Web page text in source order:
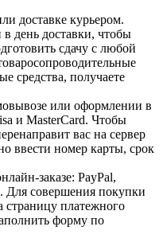
доставке курьером.
день доставки, чтобы
сдачу с любой
средства, получаете
или оформлении в
и MasterCard. Чтобы
вас на сервер
ввести номер карты, срок
заказе: PayPal,
Для совершения покупки
страницу платежного
форму по